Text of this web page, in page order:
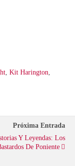
Kit Harington
Próxima Entrada
Y Leyendas: Los
De Poniente